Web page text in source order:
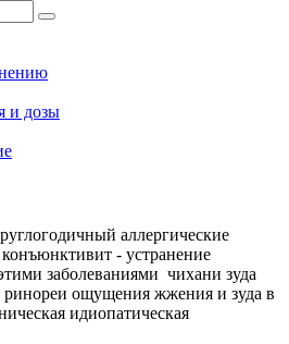
и дозы
аллергические
- устранение
заболеваниями чихани зуда
ринореи ощущения жжения и зуда в
идиопатическая